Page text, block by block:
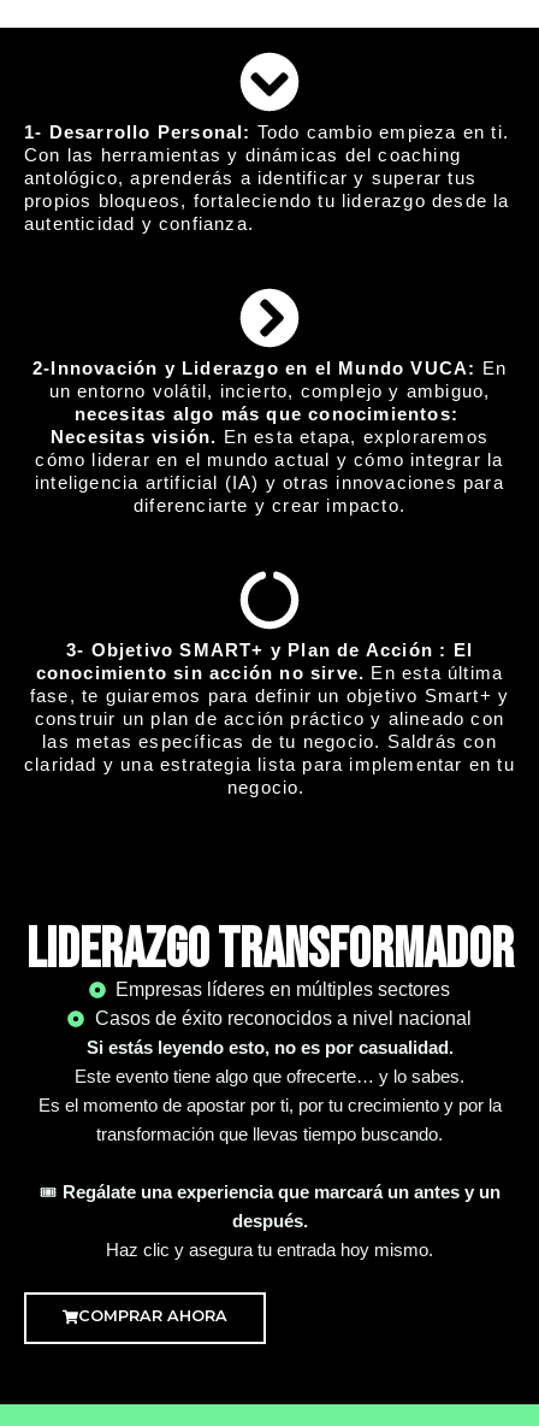
1- Desarrollo Personal: Todo cambio empieza en ti.
Con las herramientas y dinámicas del coaching
antológico, aprenderás a identificar y superar tus
propios bloqueos, fortaleciendo tu liderazgo desde la
autenticidad y confianza.
2-Innovación y Liderazgo en el Mundo VUCA: En
un entorno volátil, incierto, complejo y ambiguo,
necesitas algo más que conocimientos:
Necesitas visión. En esta etapa, exploraremos
cómo liderar en el mundo actual y cómo integrar la
inteligencia artificial (IA) y otras innovaciones para
diferenciarte y crear impacto.
3- Objetivo SMART+ y Plan de Acción : El
conocimiento sin acción no sirve. En esta última
fase, te guiaremos para definir un objetivo Smart+ y
construir un plan de acción práctico y alineado con
las metas específicas de tu negocio. Saldrás con
claridad y una estrategia lista para implementar en tu
negocio.
Liderazgo Transformador
Empresas líderes en múltiples sectores
Casos de éxito reconocidos a nivel nacional
Si estás leyendo esto, no es por casualidad.
Este evento tiene algo que ofrecerte… y lo sabes.
Es el momento de apostar por ti, por tu crecimiento y por la
transformación que llevas tiempo buscando.
🎟️ Regálate una experiencia que marcará un antes y un
después.
Haz clic y asegura tu entrada hoy mismo.
COMPRAR AHORA